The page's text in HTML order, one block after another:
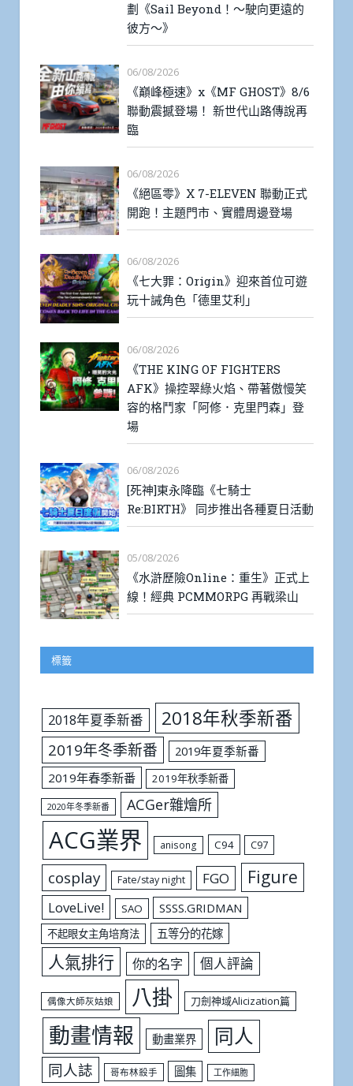
劃《Sail Beyond！～駛向更遠的
彼方～》
06/08/2026
《巔峰極速》x《MF GHOST》8/6
聯動震撼登場！ 新世代山路傳說再
臨
06/08/2026
《絕區零》X 7-ELEVEN 聯動正式
開跑！主題門市、實體周邊登場
06/08/2026
《七大罪：Origin》迎來首位可遊
玩十誡角色「德里艾利」
06/08/2026
《THE KING OF FIGHTERS
AFK》操控翠綠火焰、帶著傲慢笑
容的格鬥家「阿修．克里門森」登
場
06/08/2026
[死神]東永降臨《七騎士
Re:BIRTH》 同步推出各種夏日活動
05/08/2026
《水滸歷險Online：重生》正式上
線！經典 PCMMORPG 再戰梁山
標籤
2018年夏季新番 2018年秋季新番
2019年冬季新番
2019年夏季新番
2019年春季新番
2019年秋季新番
2020年冬季新番 ACGer雜燴所
ACG業界 anisong C94 C97
cosplay Fate/stay night FGO Figure
LoveLive! SAO SSSS.GRIDMAN
不起眼女主角培育法 五等分的花嫁
人氣排行 你的名字 個人評論
偶像大師灰姑娘 八掛 刀劍神域Alicization篇
動畫情報 動畫業界 同人
同人誌 哥布林殺手 圖集 工作細胞